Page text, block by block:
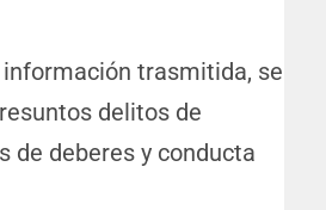
información trasmitida, se
delitos de
de deberes y conducta